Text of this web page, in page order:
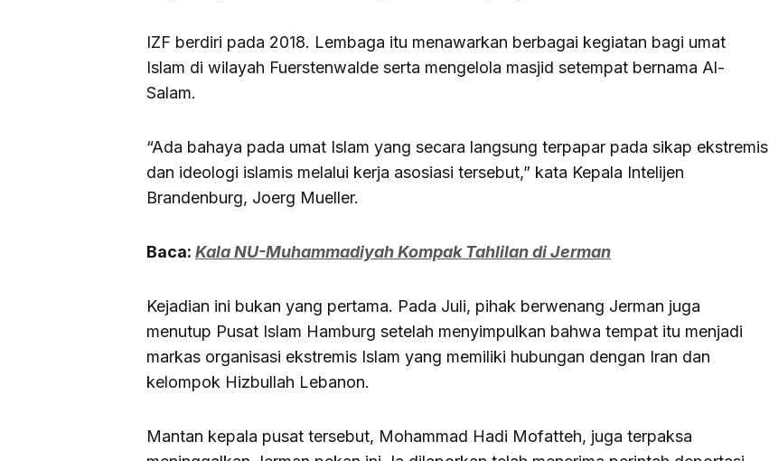
IZF berdiri pada 2018. Lembaga itu menawarkan berbagai kegiatan bagi umat
Islam di wilayah Fuerstenwalde serta mengelola masjid setempat bernama Al-
Salam.
“Ada bahaya pada umat Islam yang secara langsung terpapar pada sikap ekstremis
dan ideologi islamis melalui kerja asosiasi tersebut,” kata Kepala Intelijen
Brandenburg, Joerg Mueller.
Baca: Kala NU-Muhammadiyah Kompak Tahlilan di Jerman
Kejadian ini bukan yang pertama. Pada Juli, pihak berwenang Jerman juga
menutup Pusat Islam Hamburg setelah menyimpulkan bahwa tempat itu menjadi
markas organisasi ekstremis Islam yang memiliki hubungan dengan Iran dan
kelompok Hizbullah Lebanon.
Mantan kepala pusat tersebut, Mohammad Hadi Mofatteh, juga terpaksa